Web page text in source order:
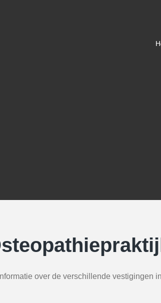
over de verschillende vestigingen